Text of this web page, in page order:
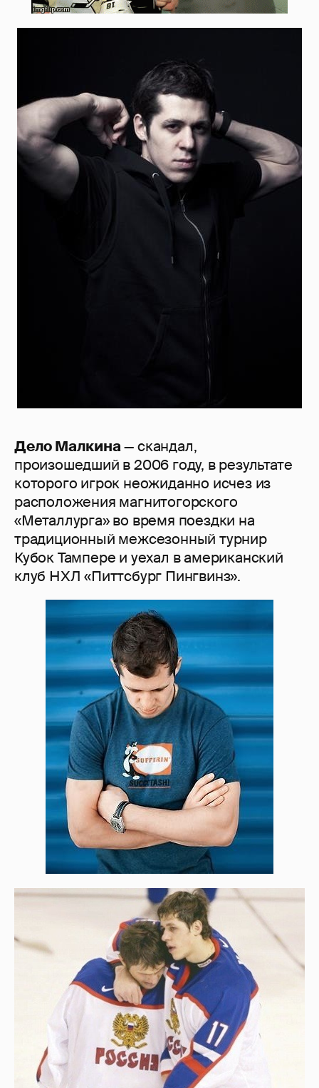
Дело Малкина— скандал,
произошедший в 2006 году, в результате
которого игрок неожиданно исчез из
расположения магнитогорского
«Металлурга» во время поездки на
традиционный межсезонный турнир
Кубок Тампере и уехал в американский
клуб НХЛ «Питтсбург Пингвинз».